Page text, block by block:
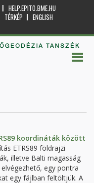
HELP.EPITO.BME.HU
TÉRKÉP
ENGLISH
TANSZÉK
koordináták között
ETRS89 földrajzi
illetve Balti magasság
egy pontra
egy fájlban feltöltjük. A